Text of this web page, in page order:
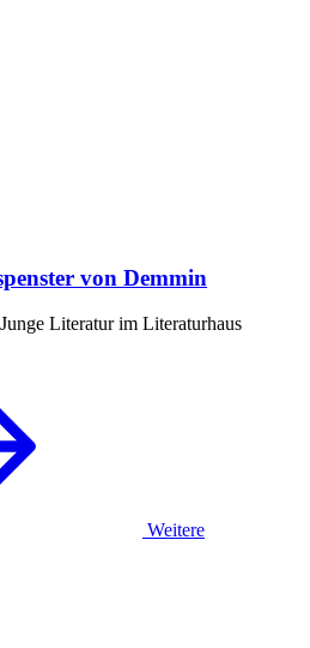
von Demmin
Weitere